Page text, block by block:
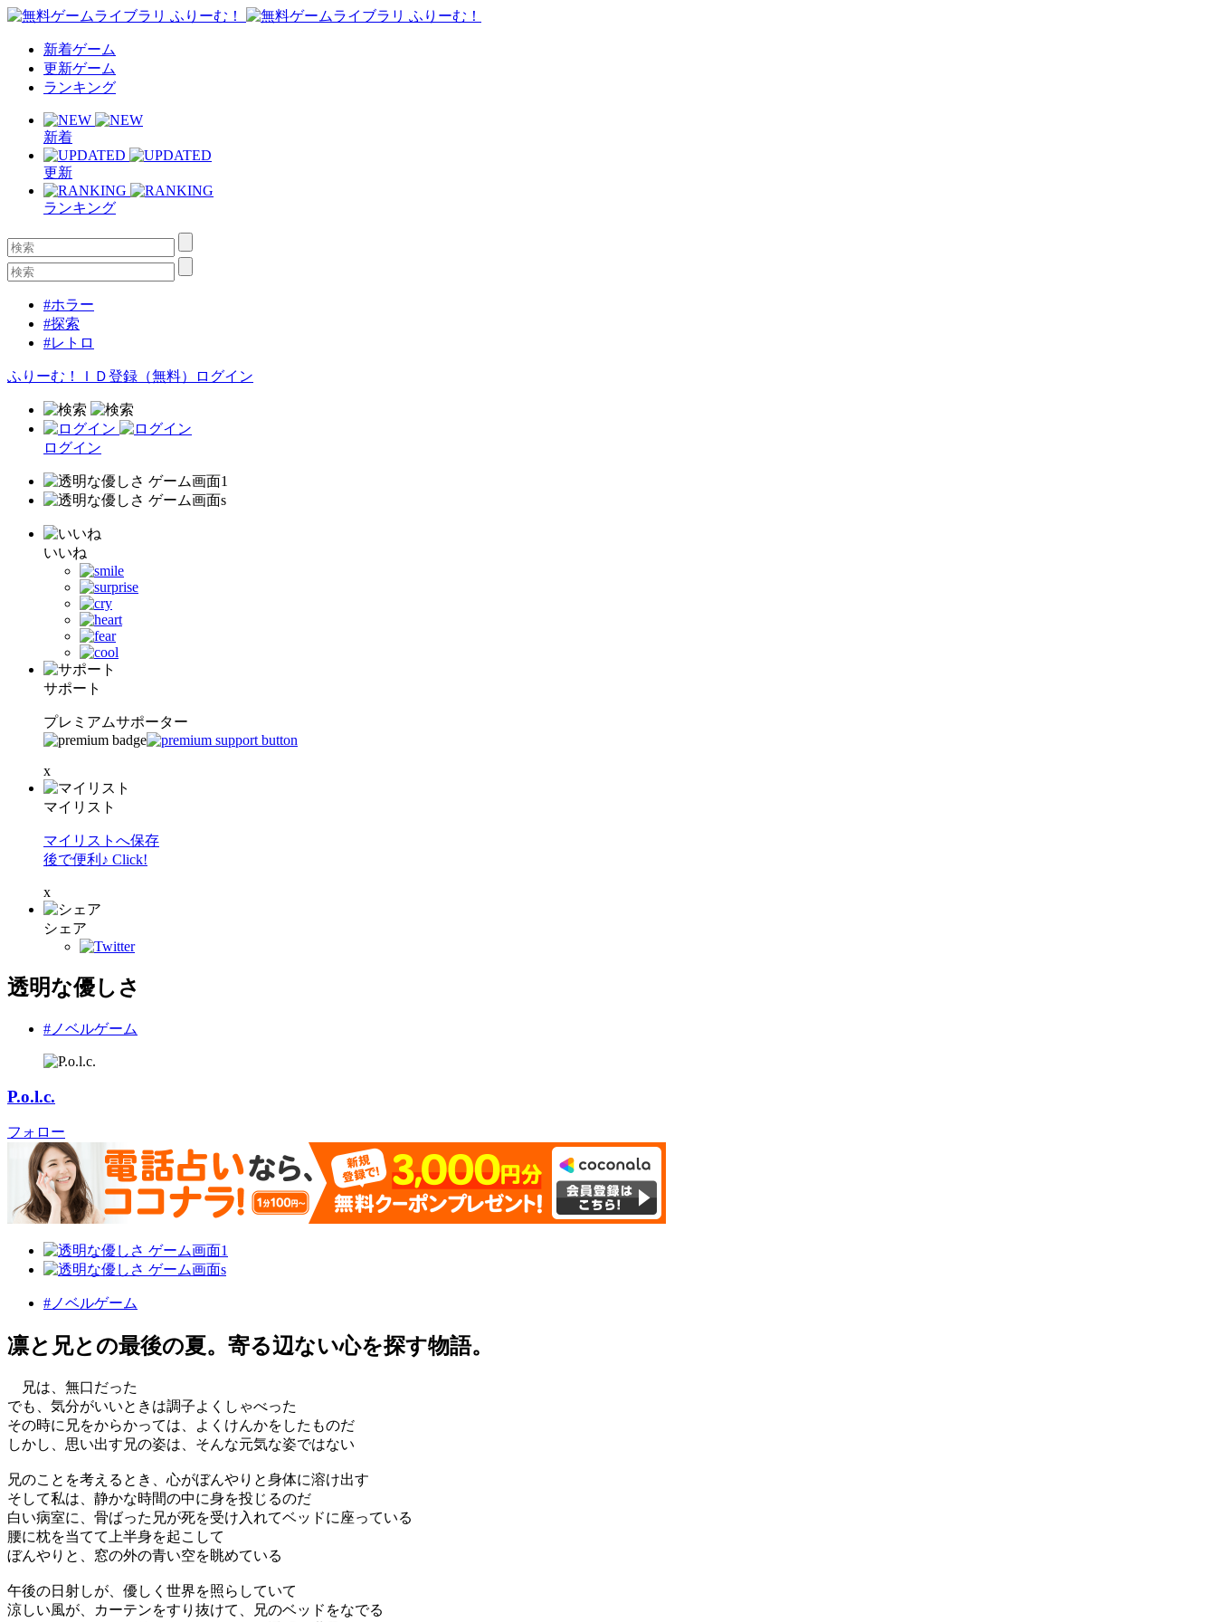
新着ゲーム
更新ゲーム
ランキング
新着
更新
ランキング
#ホラー
#探索
#レトロ
ふりーむ！ＩＤ登録（無料） ログイン
ログイン
いいね
サポート
プレミアムサポーター
x
マイリスト
マイリストへ保存
後で便利♪ Click!
x
シェア
透明な優しさ
#ノベルゲーム
P.o.l.c.
フォロー
#ノベルゲーム
凛と兄との最後の夏。寄る辺ない心を探す物語。
兄は、無口だった
でも、気分がいいときは調子よくしゃべった
その時に兄をからかっては、よくけんかをしたものだ
しかし、思い出す兄の姿は、そんな元気な姿ではない
兄のことを考えるとき、心がぼんやりと身体に溶け出す
そして私は、静かな時間の中に身を投じるのだ
白い病室に、骨ばった兄が死を受け入れてベッドに座っている
腰に枕を当てて上半身を起こして
ぼんやりと、窓の外の青い空を眺めている
午後の日射しが、優しく世界を照らしていて
涼しい風が、カーテンをすり抜けて、兄のベッドをなでる